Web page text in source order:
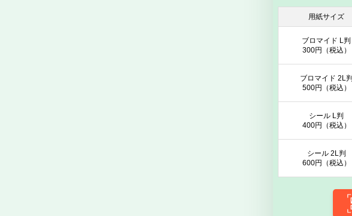
用紙サイズ
ブロマイド L判
300円（税込）
ブロマイド 2L判
500円（税込）
シール L判
400円（税込）
シール 2L判
600円（税込）